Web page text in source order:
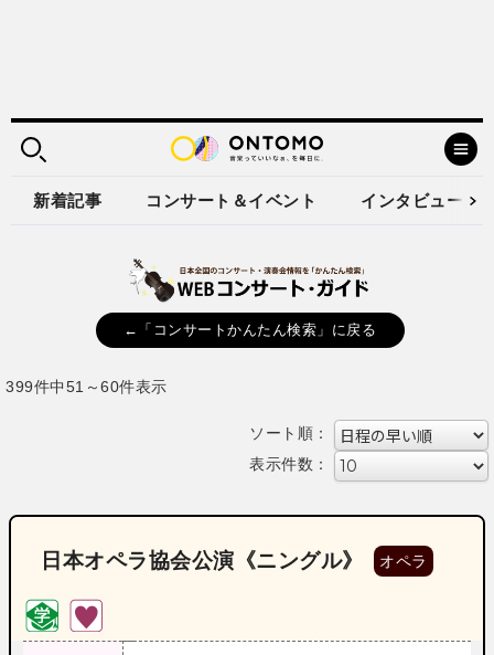
新着記事 コンサート＆イベント インタビュー
←「コンサートかんたん検索」に戻る
399件中51～60件表示
ソート順：
表示件数：
日本オペラ協会公演《ニングル》 オペラ